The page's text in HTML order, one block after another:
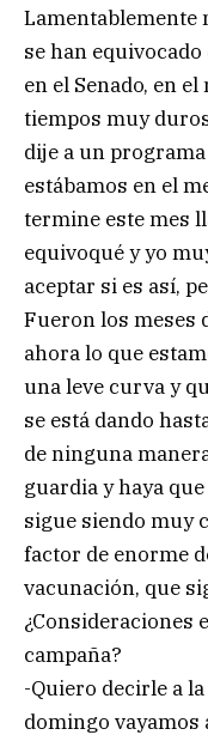
Lamentablemente
se han
en el Senado, en
tiempos muy
dije a un
estábamos en el
termine este mes
equivoqué y yo
aceptar si es así,
Fueron los meses
ahora lo que
una leve curva y
se está dando
de ninguna
guardia y haya
sigue siendo muy
factor de enorme
vacunación, que
¿Consideraciones
campaña?
-Quiero decirle a
domingo